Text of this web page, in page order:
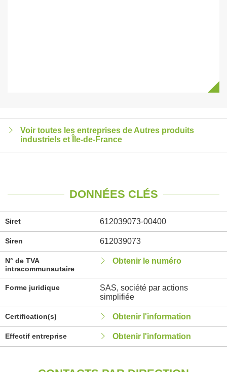
Voir toutes les entreprises de Autres produits
industriels et Île-de-France
DONNÉES CLÉS
Siret 612039073-00400
Siren 612039073
N° de TVA
intracommunautaire
Obtenir le numéro
Forme juridique
SAS, société par actions
simplifiée
Certification(s) Obtenir l'information
Effectif entreprise Obtenir l'information